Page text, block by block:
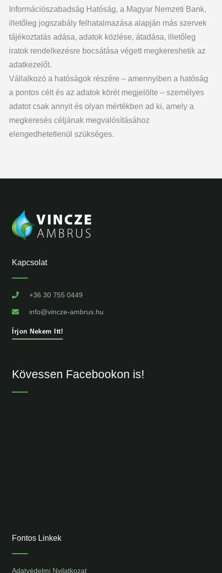
Információszabadság Hatóság, a Magyar Nemzeti Bank,
illetőleg jogszabály felhatalmazása alapján más szervek
tájékoztatás adása, adatok közlése, átadása, illetőleg
iratok rendelkezésre bocsátása végett megkereshetik az
adatkezelőt.
Vállalkozó a hatóságok részére – amennyiben a hatóság
a pontos célt és az adatok körét megjelölte – személyes
adatot csak annyit és olyan mértékben ad ki, amely a
megkeresés céljának megvalósításához
elengedhetetlenül szükséges.
Kapcsolat
+36 30 755 0449
info@vincze-ambrus.hu
Írjon Nekem Itt!
Kövessen Facebookon is!
Fontos Linkek
Adatvédelmi Nyilatkozat